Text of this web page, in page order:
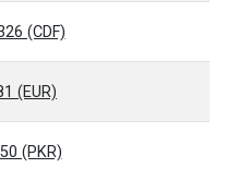
(CDF)
(EUR)
(PKR)